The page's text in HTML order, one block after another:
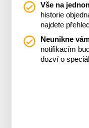
Vše na
historie
najdete
Neunikne
notifikacím
dozví o